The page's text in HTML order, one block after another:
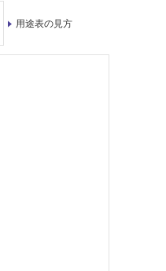
用途表の見方